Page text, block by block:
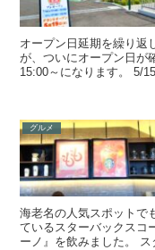
オープン日延期を繰り返
が、ついにオープン日が確定しました。
15:00～になります。 5/15,17もそれぞれ短時間ではありますが、プ
グルメ
海老名の人気スポットで
ているスターバックスコ
ーノ』を飲みました。 スターバックスコーヒーの期間限定フラペチ